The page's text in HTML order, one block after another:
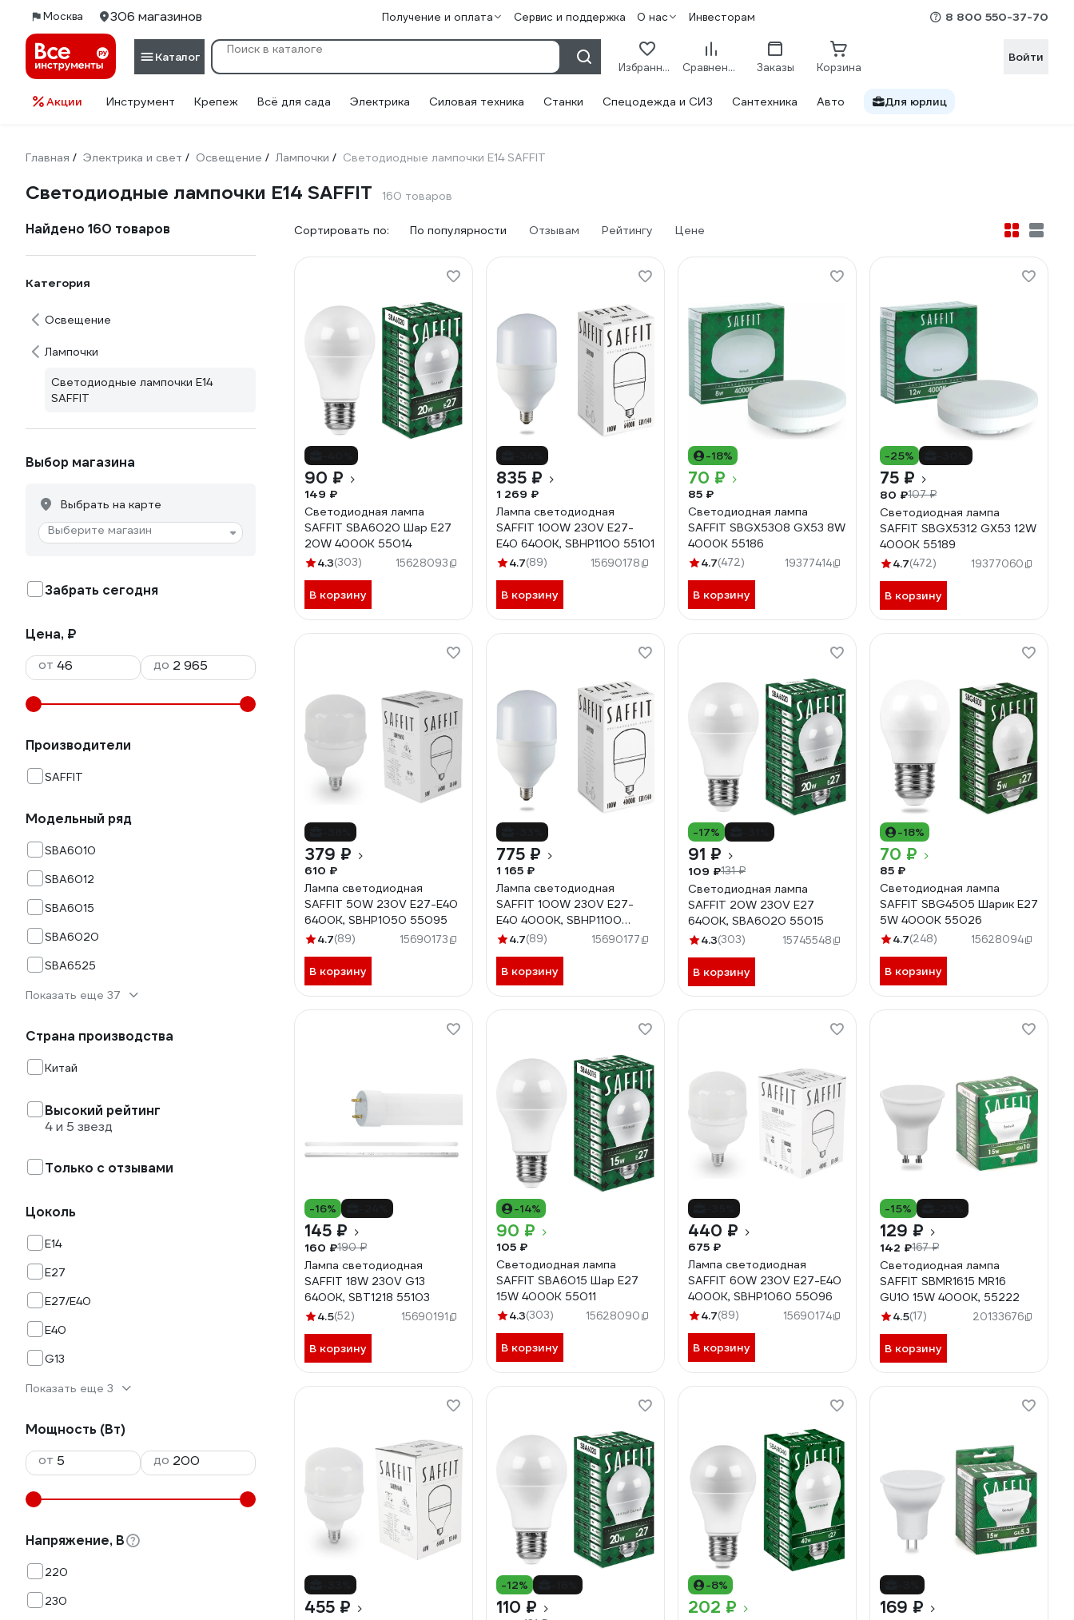
Москва 306 магазинов Получение и оплата Сервис и поддержка О нас Инвесторам 8 800 550-37-70
Каталог
Избранное Сравнение Заказы Корзина
Войти
Акции Инструмент Крепеж Всё для сада Электрика Силовая техника Станки Спецодежда и СИЗ Сантехника Авто Для юрлиц
Главная / Электрика и свет / Освещение / Лампочки / Светодиодные лампочки E14 SAFFIT
Светодиодные лампочки E14 SAFFIT 160 товаров
Найдено 160 товаров
Категория
Освещение
Лампочки
Светодиодные лампочки E14
SAFFIT
Выбор магазина
Выбрать на карте
Выберите магазин
Забрать сегодня
Цена, ₽
от
до
Производители
SAFFIT
Модельный ряд
SBA6010
SBA6012
SBA6015
SBA6020
SBA6525
Показать еще 37
Страна производства
Китай
Высокий рейтинг
4 и 5 звезд
Только с отзывами
Цоколь
E14
E27
E27/E40
E40
G13
Показать еще 3
Мощность (Вт)
от
до
Напряжение, В
220
230
Сортировать по: По популярности Отзывам Рейтингу Цене
90 ₽
149 ₽
Светодиодная лампа
SAFFIT SBA6020 Шар E27
20W 4000K 55014
4.3(303) 15628093
В корзину
835 ₽
1 269 ₽
Лампа светодиодная
SAFFIT 100W 230V Е27-
E40 6400K, SBHP1100 55101
4.7(89) 15690178
В корзину
-18%
70 ₽
85 ₽
Светодиодная лампа
SAFFIT SBGX5308 GX53 8W
4000K 55186
4.7(472) 19377414
В корзину
-25%
75 ₽
80 ₽107 ₽
Светодиодная лампа
SAFFIT SBGX5312 GX53 12W
4000K 55189
4.7(472) 19377060
В корзину
379 ₽
610 ₽
Лампа светодиодная
SAFFIT 50W 230V E27-E40
6400K, SBHP1050 55095
4.7(89) 15690173
В корзину
775 ₽
1 165 ₽
Лампа светодиодная
SAFFIT 100W 230V E27-
E40 4000K, SBHP1100
55100
4.7(89) 15690177
В корзину
-17%
91 ₽
109 ₽131 ₽
Светодиодная лампа
SAFFIT 20W 230V E27
6400K, SBA6020 55015
4.3(303) 15745548
В корзину
-18%
70 ₽
85 ₽
Светодиодная лампа
SAFFIT SBG4505 Шарик E27
5W 4000K 55026
4.7(248) 15628094
В корзину
-16%
145 ₽
160 ₽190 ₽
Лампа светодиодная
SAFFIT 18W 230V G13
6400K, SBT1218 55103
4.5(52) 15690191
В корзину
-14%
90 ₽
105 ₽
Светодиодная лампа
SAFFIT SBA6015 Шар E27
15W 4000K 55011
4.3(303) 15628090
В корзину
440 ₽
675 ₽
Лампа светодиодная
SAFFIT 60W 230V E27-E40
4000K, SBHP1060 55096
4.7(89) 15690174
В корзину
-15%
129 ₽
142 ₽167 ₽
Светодиодная лампа
SAFFIT SBMR1615 MR16
GU10 15W 4000K, 55222
4.5(17) 20133676
В корзину
455 ₽
-12%
110 ₽
-8%
202 ₽ 169 ₽